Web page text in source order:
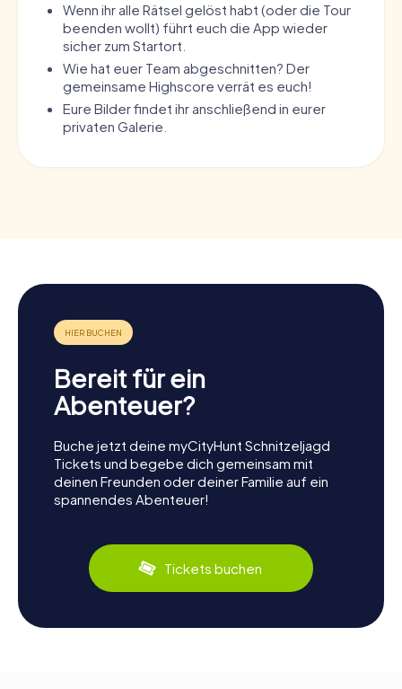
Wenn ihr alle Rätsel gelöst habt (oder die Tour
beenden wollt) führt euch die App wieder
sicher zum Startort.
Wie hat euer Team abgeschnitten? Der
gemeinsame Highscore verrät es euch!
Eure Bilder findet ihr anschließend in eurer
privaten Galerie.
Bereit für ein
Abenteuer?
Buche jetzt deine myCityHunt Schnitzeljagd
Tickets und begebe dich gemeinsam mit
deinen Freunden oder deiner Familie auf ein
spannendes Abenteuer!
Tickets buchen